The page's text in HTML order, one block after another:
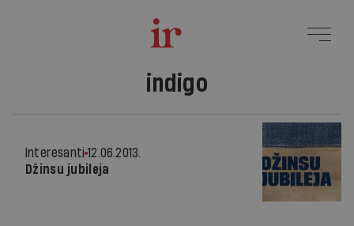
indigo
Interesanti 12.06.2013.
Džinsu jubileja